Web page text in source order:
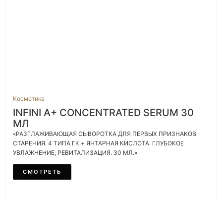
Косметика
INFINI A+ CONCENTRATED SERUM 30
МЛ
«РАЗГЛАЖИВАЮЩАЯ СЫВОРОТКА ДЛЯ ПЕРВЫХ ПРИЗНАКОВ
СТАРЕНИЯ. 4 ТИПА ГК + ЯНТАРНАЯ КИСЛОТА. ГЛУБОКОЕ
УВЛАЖНЕНИЕ, РЕВИТАЛИЗАЦИЯ. 30 МЛ.»
СМОТРЕТЬ